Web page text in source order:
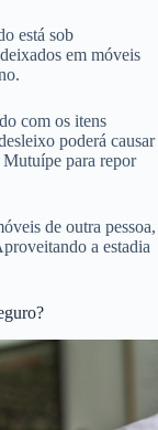
está sob
em móveis
com os itens
poderá causar
para repor
de outra pessoa,
a estadia